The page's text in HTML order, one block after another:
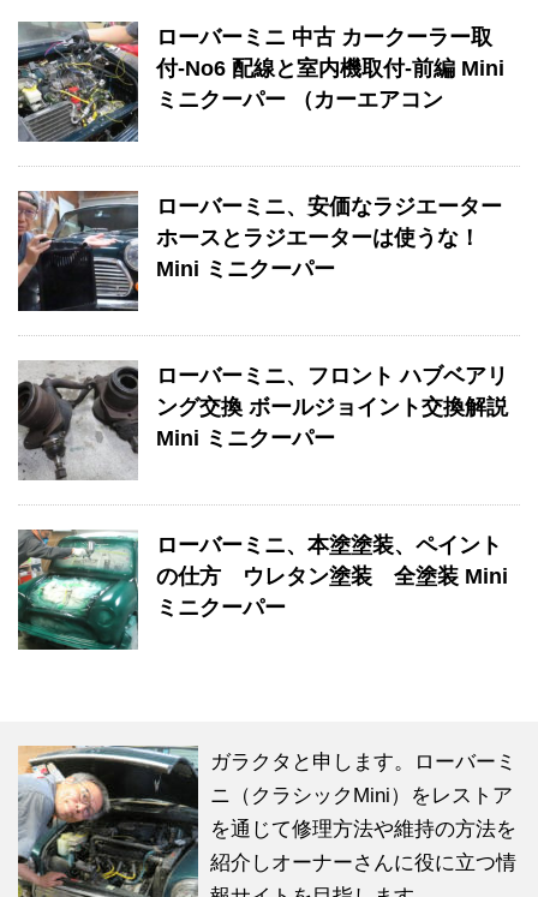
ローバーミニ 中古 カークーラー取
付-No6 配線と室内機取付-前編 Mini
ミニクーパー （カーエアコン
ローバーミニ、安価なラジエーター
ホースとラジエーターは使うな！
Mini ミニクーパー
ローバーミニ、フロント ハブベアリ
ング交換 ボールジョイント交換解説
Mini ミニクーパー
ローバーミニ、本塗塗装、ペイント
の仕方 ウレタン塗装 全塗装 Mini
ミニクーパー
ガラクタと申します。ローバーミ
ニ（クラシックMini）をレストア
を通じて修理方法や維持の方法を
紹介しオーナーさんに役に立つ情